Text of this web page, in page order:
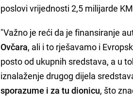
poslovi vrijednosti 2,5 milijarde
"Važno je reći da je finansiranje
Ovčara, ali i to rješavamo i
posto od ukupnih sredstava, a u
iznalaženje drugog dijela
sporazume i za tu dionicu, što